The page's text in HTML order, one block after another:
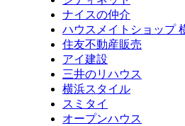
ナイスの仲介
ハウスメイトショップ
住友不動産販売
アイ建設
三井のリハウス
横浜スタイル
スミタイ
オープンハウス